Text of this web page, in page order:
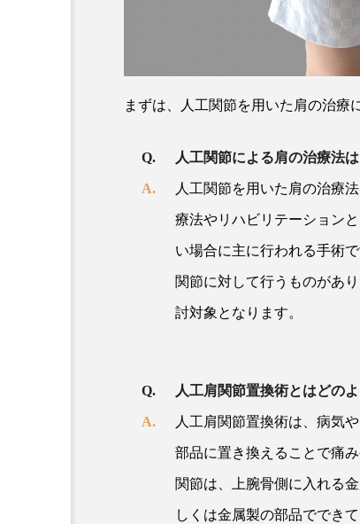
まずは、人工関節を用いた肩の治療
人工関節による肩の治療法
人工関節を用いた肩の治療
療法やリハビリテーション
い場合に主に行われる手術
関節に対して行うものがあ
討対象となります。
人工肩関節置換術とはどの
人工肩関節置換術は、病気
部品に置き換えることで痛
関節は、上腕骨側に入れる
しくは金属製の部品ででき